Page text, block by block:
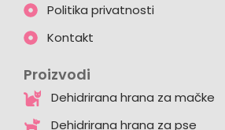
Politika privatnosti
Kontakt
Proizvodi
Dehidrirana hrana za mačke
Dehidrirana hrana za pse